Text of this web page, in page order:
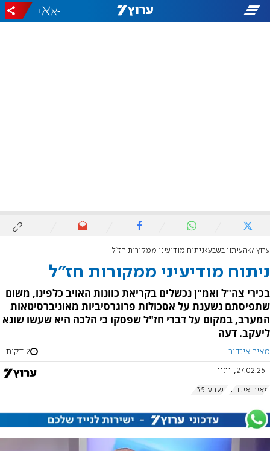
-
+
ערוץ 7 העיתון בשבע ניתוח מודיעיני ממקורות חז"ל
ניתוח מודיעיני ממקורות חז"ל
בכירי צה"ל ואמ"ן נכשלים בקריאת כוונות האויב כלפינו, משום
שתפיסתם נשענת על אסכולות פרוגרסיביות מאוניברסיטאות
המערב, במקום על דברי חז"ל שפסקו כי הלכה היא שעשו שונא
ליעקב. דעה
מאיר אינדור 2 דקות
27.02.25, 11:11
מאיר אינדור בשבע 1135